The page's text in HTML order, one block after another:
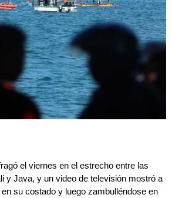
el viernes en el estrecho entre las
y Java, y un video de televisión mostró a
su costado y luego zambulléndose en